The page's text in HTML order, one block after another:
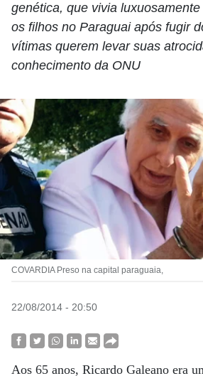
genética, que vivia
os filhos no Paraguai após fugir
vítimas querem levar suas
conhecimento da ONU
COVARDIA Preso na capital paraguaia,
22/08/2014 - 20:50
Aos 65 anos, Ricardo Galeano era